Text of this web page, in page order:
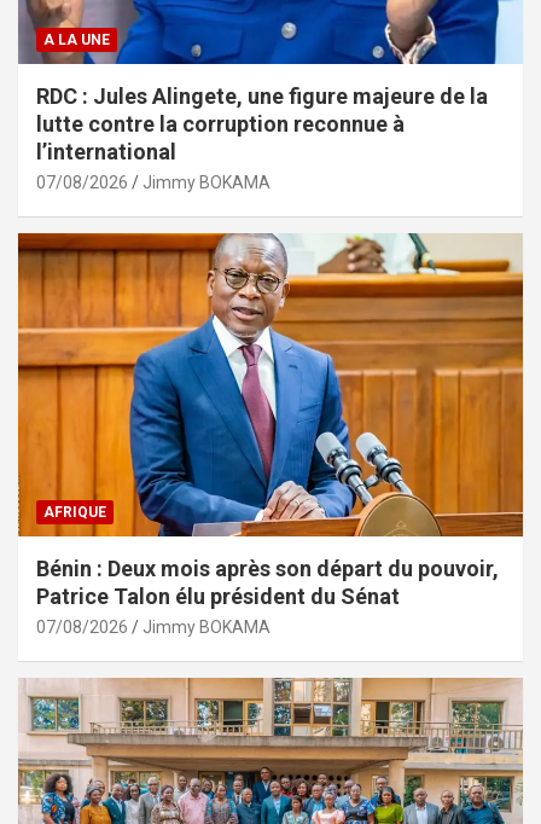
A LA UNE
RDC : Jules Alingete, une figure majeure de la
lutte contre la corruption reconnue à
l’international
07/08/2026 Jimmy BOKAMA
AFRIQUE
Bénin : Deux mois après son départ du pouvoir,
Patrice Talon élu président du Sénat
07/08/2026 Jimmy BOKAMA